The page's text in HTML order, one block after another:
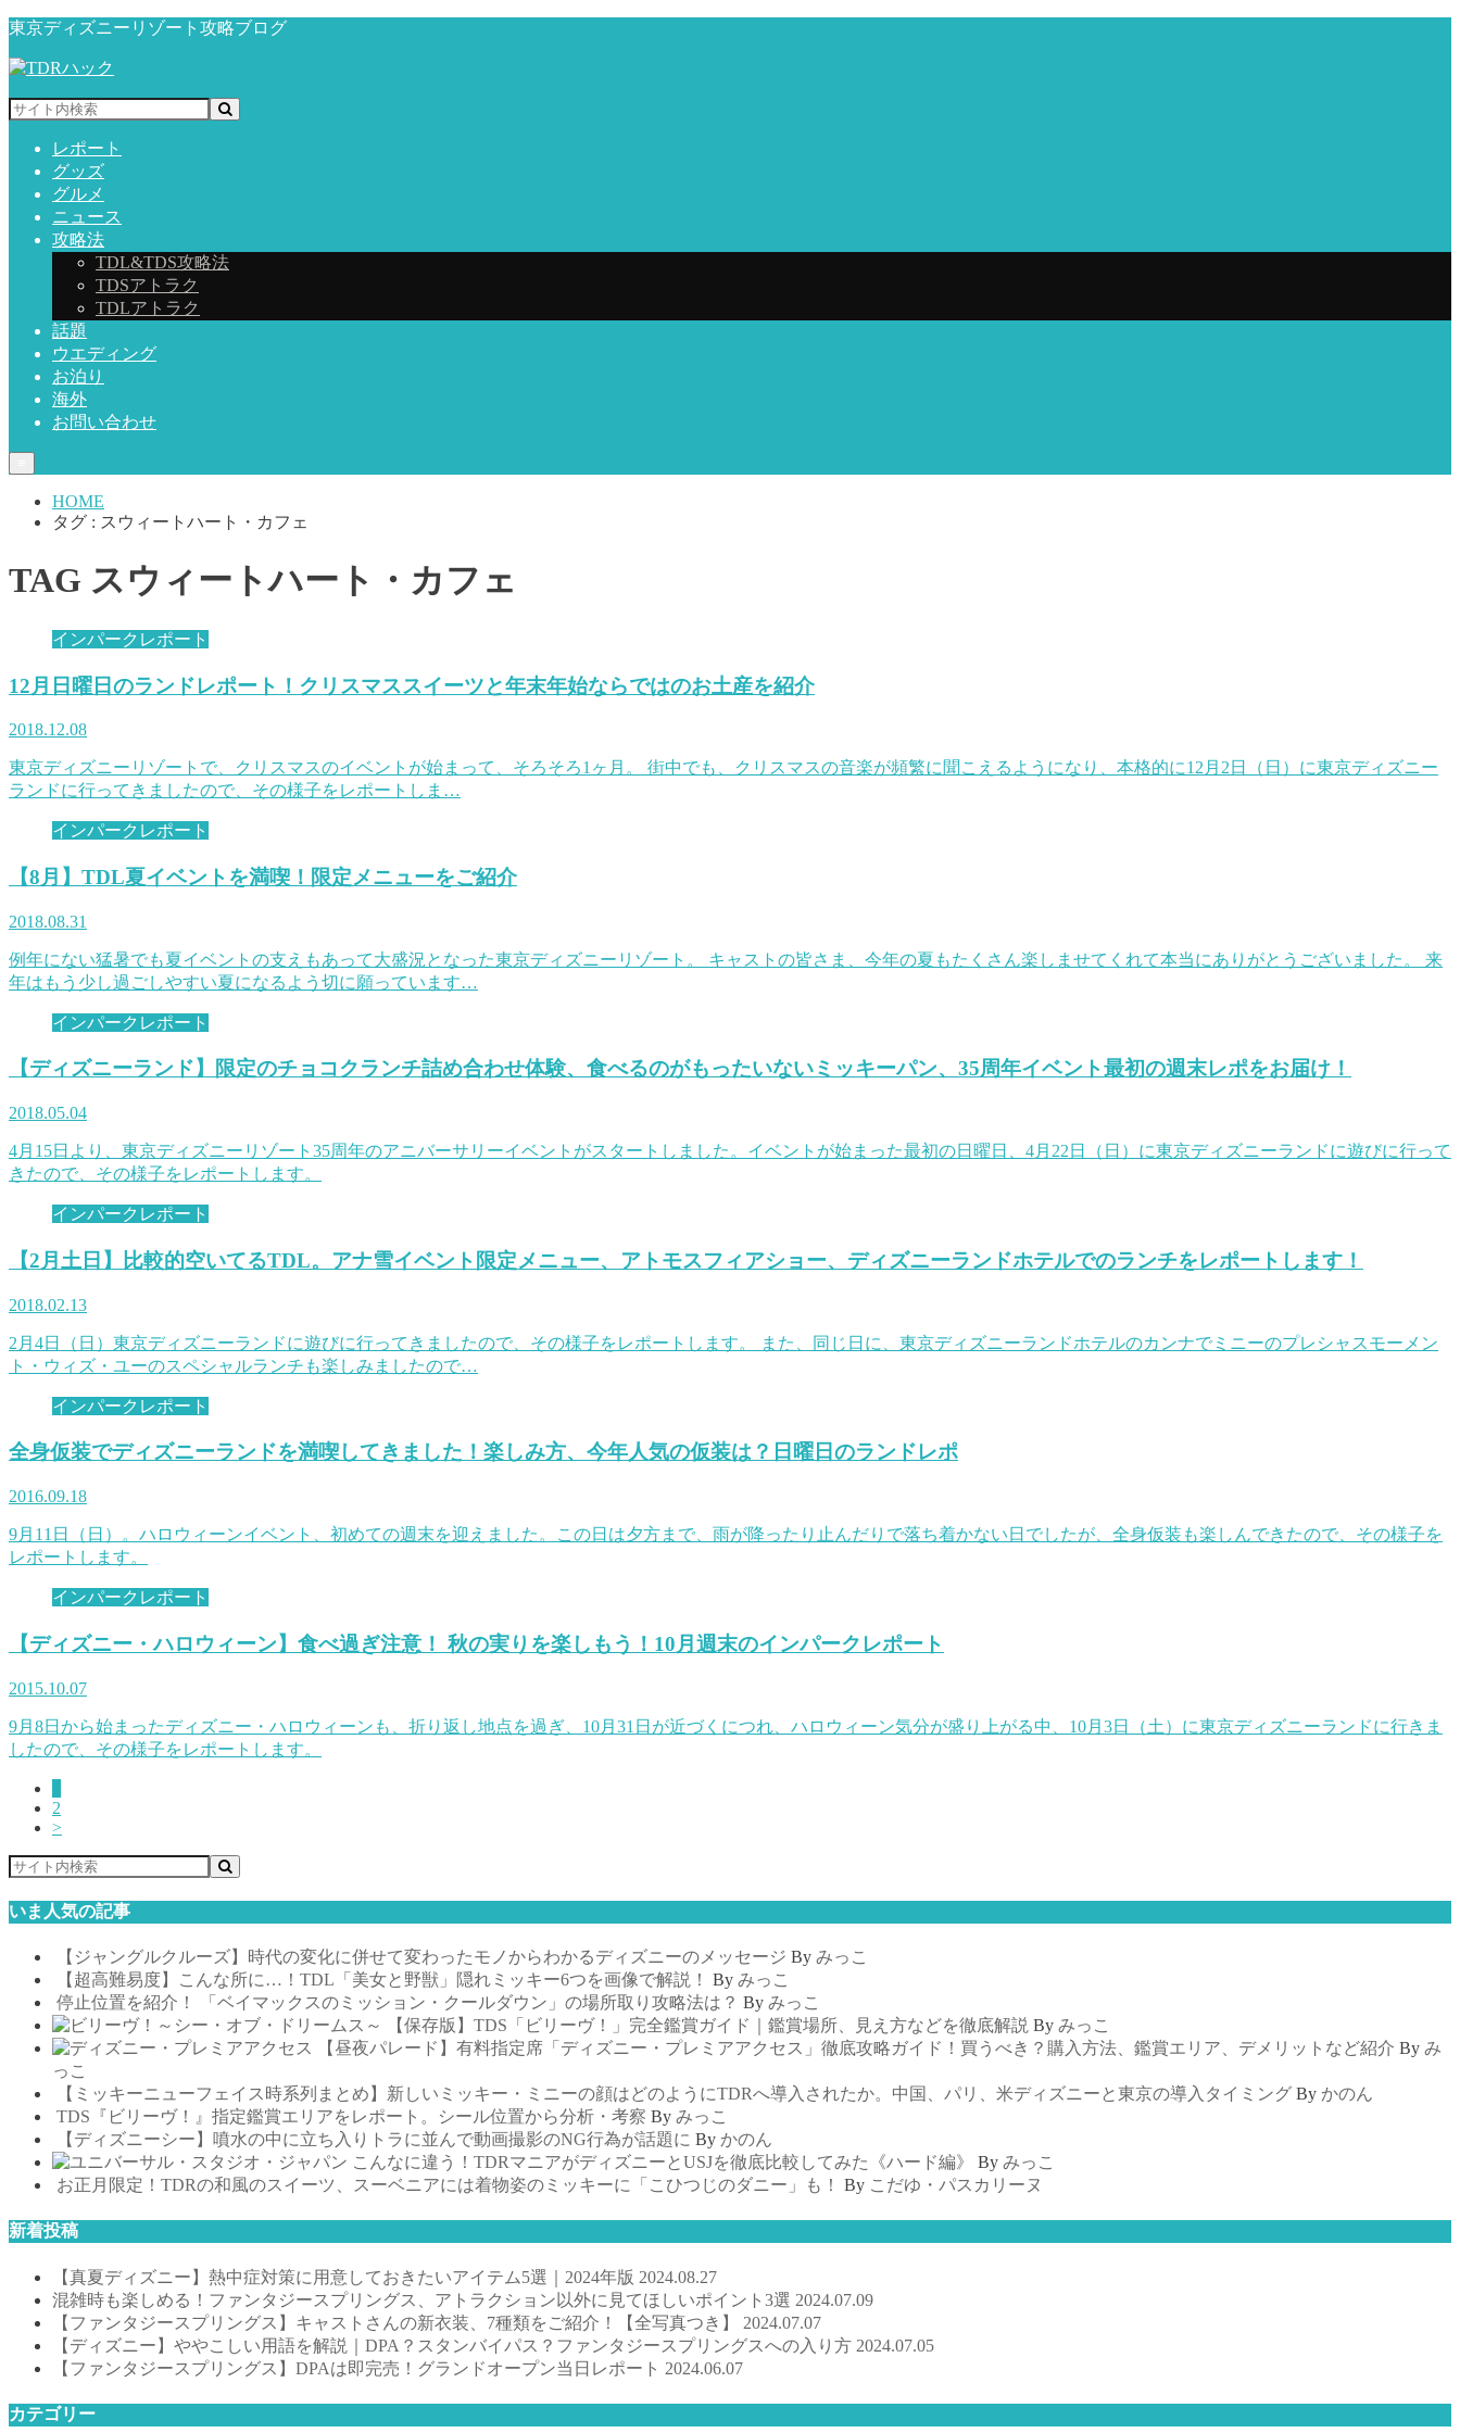
東京ディズニーリゾート攻略ブログ
レポート
グッズ
グルメ
ニュース
攻略法
TDL&TDS攻略法
TDSアトラク
TDLアトラク
話題
ウエディング
お泊り
海外
お問い合わせ
HOME
タグ : スウィートハート・カフェ
TAG スウィートハート・カフェ
インパークレポート
12月日曜日のランドレポート！クリスマススイーツと年末年始ならではのお土産を紹介
2018.12.08
東京ディズニーリゾートで、クリスマスのイベントが始まって、そろそろ1ヶ月。 街中でも、クリスマスの音楽が頻繁に聞こえるようになり、本格的に12月2日（日）に東京ディズニー
ランドに行ってきましたので、その様子をレポートしま…
インパークレポート
【8月】TDL夏イベントを満喫！限定メニューをご紹介
2018.08.31
例年にない猛暑でも夏イベントの支えもあって大盛況となった東京ディズニーリゾート。 キャストの皆さま、今年の夏もたくさん楽しませてくれて本当にありがとうございました。 来
年はもう少し過ごしやすい夏になるよう切に願っています…
インパークレポート
【ディズニーランド】限定のチョコクランチ詰め合わせ体験、食べるのがもったいないミッキーパン、35周年イベント最初の週末レポをお届け！
2018.05.04
4月15日より、東京ディズニーリゾート35周年のアニバーサリーイベントがスタートしました。イベントが始まった最初の日曜日、4月22日（日）に東京ディズニーランドに遊びに行って
きたので、その様子をレポートします。
インパークレポート
【2月土日】比較的空いてるTDL。アナ雪イベント限定メニュー、アトモスフィアショー、ディズニーランドホテルでのランチをレポートします！
2018.02.13
2月4日（日）東京ディズニーランドに遊びに行ってきましたので、その様子をレポートします。 また、同じ日に、東京ディズニーランドホテルのカンナでミニーのプレシャスモーメン
ト・ウィズ・ユーのスペシャルランチも楽しみましたので…
インパークレポート
全身仮装でディズニーランドを満喫してきました！楽しみ方、今年人気の仮装は？日曜日のランドレポ
2016.09.18
9月11日（日）。ハロウィーンイベント、初めての週末を迎えました。この日は夕方まで、雨が降ったり止んだりで落ち着かない日でしたが、全身仮装も楽しんできたので、その様子を
レポートします。
インパークレポート
【ディズニー・ハロウィーン】食べ過ぎ注意！ 秋の実りを楽しもう！10月週末のインパークレポート
2015.10.07
9月8日から始まったディズニー・ハロウィーンも、折り返し地点を過ぎ、10月31日が近づくにつれ、ハロウィーン気分が盛り上がる中、10月3日（土）に東京ディズニーランドに行きま
したので、その様子をレポートします。
2
>
いま人気の記事
【ジャングルクルーズ】時代の変化に併せて変わったモノからわかるディズニーのメッセージ By みっこ
【超高難易度】こんな所に…！TDL「美女と野獣」隠れミッキー6つを画像で解説！
By みっこ
停止位置を紹介！ 「ベイマックスのミッション・クールダウン」の場所取り攻略法は？ By みっこ
【保存版】TDS「ビリーヴ！」完全鑑賞ガイド｜鑑賞場所、見え方などを徹底解説 By みっこ
【昼夜パレード】有料指定席「ディズニー・プレミアアクセス」徹底攻略ガイド！買うべき？購入方法、鑑賞エリア、デメリットなど紹介 By み
っこ
【ミッキーニューフェイス時系列まとめ】新しいミッキー・ミニーの顔はどのようにTDRへ導入されたか。中国、パリ、米ディズニーと東京の導入タイミング By かのん
TDS『ビリーヴ！』指定鑑賞エリアをレポート。シール位置から分析・考察 By みっこ
【ディズニーシー】噴水の中に立ち入りトラに並んで動画撮影のNG行為が話題に By かのん
こんなに違う！TDRマニアがディズニーとUSJを徹底比較してみた《ハード編》
By みっこ
お正月限定！TDRの和風のスイーツ、スーベニアには着物姿のミッキーに「こひつじのダニー」も！
By こだゆ・パスカリーヌ
新着投稿
【真夏ディズニー】熱中症対策に用意しておきたいアイテム5選｜2024年版 2024.08.27
混雑時も楽しめる！ファンタジースプリングス、アトラクション以外に見てほしいポイント3選 2024.07.09
【ファンタジースプリングス】キャストさんの新衣装、7種類をご紹介！【全写真つき】 2024.07.07
【ディズニー】ややこしい用語を解説｜DPA？スタンバイパス？ファンタジースプリングスへの入り方 2024.07.05
【ファンタジースプリングス】DPAは即完売！グランドオープン当日レポート 2024.06.07
カテゴリー